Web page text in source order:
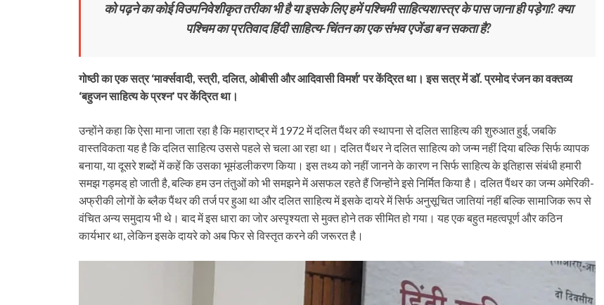
को पढ़ने का कोई विउपनिवेशीकृत तरीका भी है या इसके लिए हमें पश्चिमी साहित्यशास्त्र के पास जाना ही पड़ेगा? क्या
पश्चिम का प्रतिवाद हिंदी साहित्य-चिंतन का एक संभव एजेंडा बन सकता है?
गोष्ठी का एक सत्र ‘मार्क्सवादी, स्त्री, दलित, ओबीसी और आदिवासी विमर्श’ पर केंद्रित था। इस सत्र में डॉ. प्रमोद रंजन का वक्तव्य
‘बहुजन साहित्य के प्रश्न’ पर केंद्रित था।
उन्होंने कहा कि ऐसा माना जाता रहा है कि महाराष्ट्र में 1972 में दलित पैंथर की स्थापना से दलित साहित्य की शुरुआत हुई, जबकि
वास्तविकता यह है कि दलित साहित्य उससे पहले से चला आ रहा था। दलित पैंथर ने दलित साहित्य को जन्म नहीं दिया बल्कि सिर्फ व्यापक
बनाया, या दूसरे शब्दों में कहें कि उसका भूमंडलीकरण किया। इस तथ्य को नहीं जानने के कारण न सिर्फ साहित्य के इतिहास संबंधी हमारी
समझ गड्मड् हो जाती है, बल्कि हम उन तंतुओं को भी समझने में असफल रहते हैं जिन्होंने इसे निर्मित किया है। दलित पैंथर का जन्म अमेरिकी-
अफ्रीकी लोगों के ब्लैक पैंथर की तर्ज पर हुआ था और दलित साहित्य में इसके दायरे में सिर्फ अनुसूचित जातियां नहीं बल्कि सामाजिक रूप से
वंचित अन्य समुदाय भी थे। बाद में इस धारा का जोर अस्पृश्यता से मुक्त होने तक सीमित हो गया। यह एक बहुत महत्वपूर्ण और कठिन
कार्यभार था, लेकिन इसके दायरे को अब फिर से विस्तृत करने की जरूरत है।